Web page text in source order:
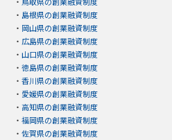
・ 島根県の創業融資制度
・ 岡山県の創業融資制度
・ 広島県の創業融資制度
・ 山口県の創業融資制度
・ 徳島県の創業融資制度
・ 香川県の創業融資制度
・ 愛媛県の創業融資制度
・ 高知県の創業融資制度
・ 福岡県の創業融資制度
・ 佐賀県の創業融資制度